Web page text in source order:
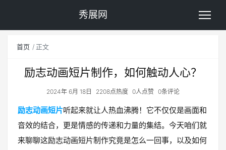
秀展网
首页 正文
励志动画短片制作，如何触动人心？
2024年 6月 18日 2208点热度 0人点赞 0条评论
励志动画短片听起来就让人热血沸腾！它不仅仅是画面和
音效的结合，更是情感的传递和力量的集结。今天咱们就
来聊聊这励志动画短片制作究竟是怎么一回事，以及如何